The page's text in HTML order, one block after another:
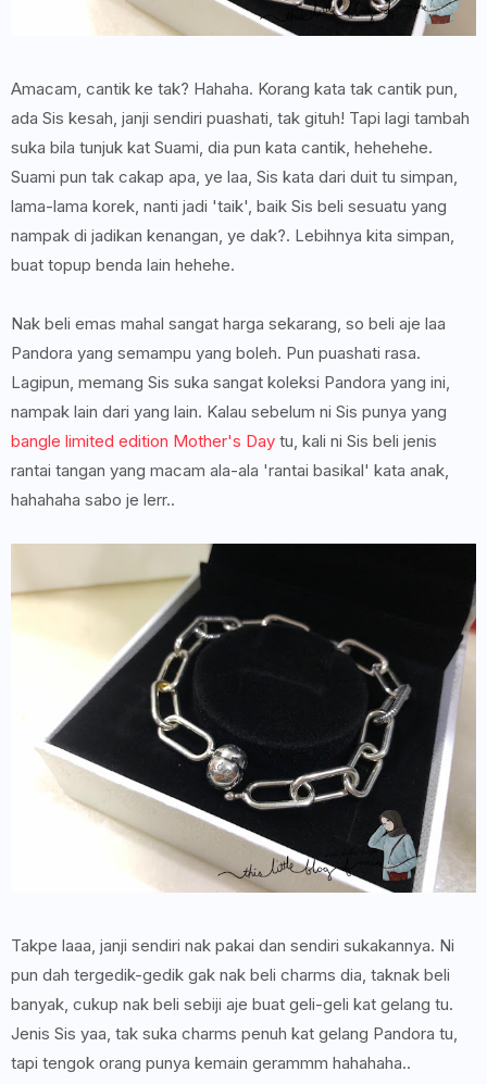
Amacam, cantik ke tak? Hahaha. Korang kata tak cantik pun,
ada Sis kesah, janji sendiri puashati, tak gituh! Tapi lagi tambah
suka bila tunjuk kat Suami, dia pun kata cantik, hehehehe.
Suami pun tak cakap apa, ye laa, Sis kata dari duit tu simpan,
lama-lama korek, nanti jadi 'taik', baik Sis beli sesuatu yang
nampak di jadikan kenangan, ye dak?. Lebihnya kita simpan,
buat topup benda lain hehehe.
Nak beli emas mahal sangat harga sekarang, so beli aje laa
Pandora yang semampu yang boleh. Pun puashati rasa.
Lagipun, memang Sis suka sangat koleksi Pandora yang ini,
nampak lain dari yang lain. Kalau sebelum ni Sis punya yang
bangle limited edition Mother's Day tu, kali ni Sis beli jenis
rantai tangan yang macam ala-ala 'rantai basikal' kata anak,
hahahaha sabo je lerr..
Takpe laaa, janji sendiri nak pakai dan sendiri sukakannya. Ni
pun dah tergedik-gedik gak nak beli charms dia, taknak beli
banyak, cukup nak beli sebiji aje buat geli-geli kat gelang tu.
Jenis Sis yaa, tak suka charms penuh kat gelang Pandora tu,
tapi tengok orang punya kemain gerammm hahahaha..